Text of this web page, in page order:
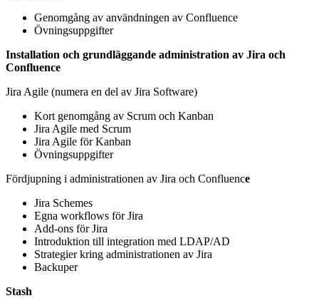
Genomgång av användningen av Confluence
Övningsuppgifter
Installation och grundläggande administration av Jira och
Confluence
Jira Agile (numera en del av Jira Software)
Kort genomgång av Scrum och Kanban
Jira Agile med Scrum
Jira Agile för Kanban
Övningsuppgifter
Fördjupning i administrationen av Jira och Confluence
Jira Schemes
Egna workflows för Jira
Add-ons för Jira
Introduktion till integration med LDAP/AD
Strategier kring administrationen av Jira
Backuper
Stash